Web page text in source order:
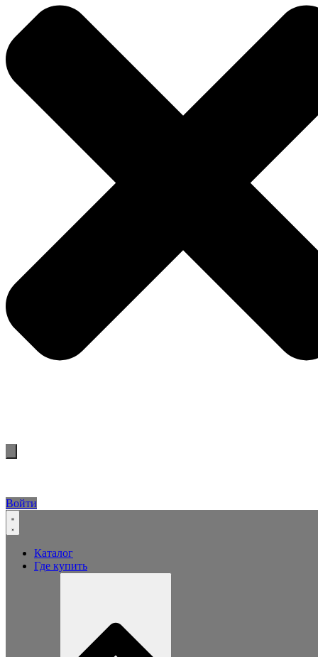
Войти
Каталог
Где купить